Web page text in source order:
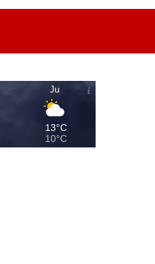
Ju
13°C
10°C